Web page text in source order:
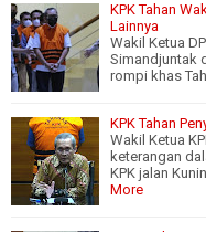
KPK Tahan
Lainnya
Wakil Ketua
Simandjuntak
rompi khas
KPK Tahan
Wakil Ketua
keterangan
KPK jalan
More